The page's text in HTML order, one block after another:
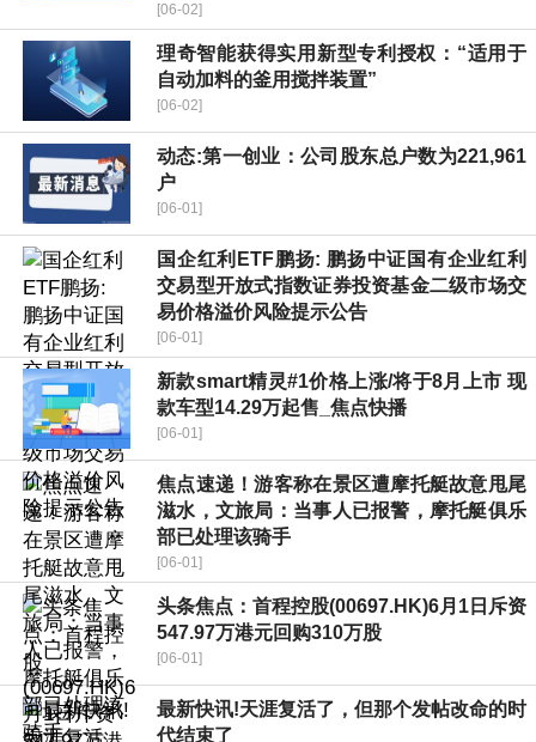
[06-02]
理奇智能获得实用新型专利授权：“适用于
自动加料的釜用搅拌装置”
[06-02]
动态:第一创业：公司股东总户数为221,961
户
[06-01]
国企红利ETF鹏扬: 鹏扬中证国有企业红利
交易型开放式指数证券投资基金二级市场交
易价格溢价风险提示公告
[06-01]
新款smart精灵#1价格上涨/将于8月上市 现
款车型14.29万起售_焦点快播
[06-01]
焦点速递！游客称在景区遭摩托艇故意甩尾
滋水，文旅局：当事人已报警，摩托艇俱乐
部已处理该骑手
[06-01]
头条焦点：首程控股(00697.HK)6月1日斥资
547.97万港元回购310万股
[06-01]
最新快讯!天涯复活了，但那个发帖改命的时
代结束了